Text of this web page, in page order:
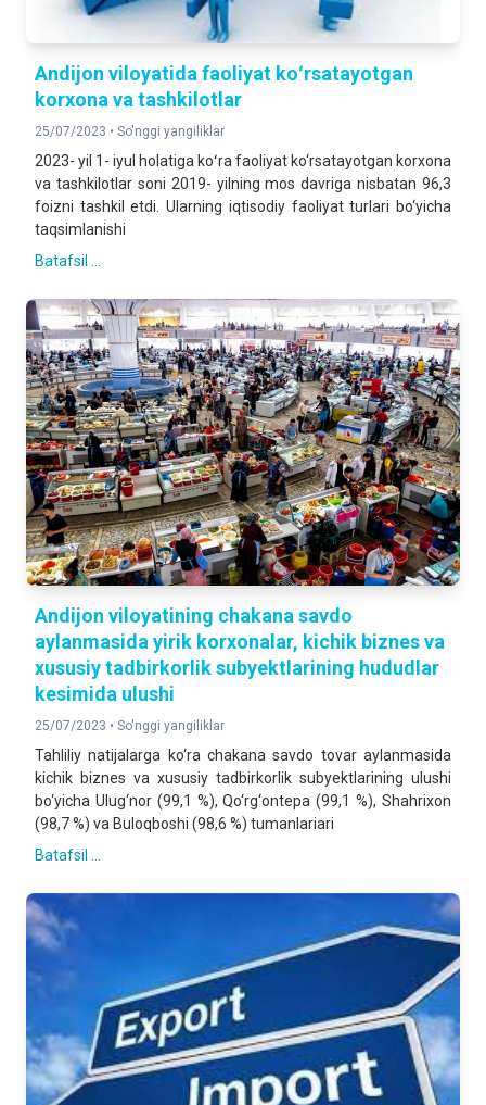
Andijon viloyatida faoliyat koʻrsatayotgan
korxona va tashkilotlar
25/07/2023 • So'nggi yangiliklar
2023- yil 1- iyul holatiga koʻra faoliyat ko‘rsatayotgan korxona
va tashkilotlar soni 2019- yilning mos davriga nisbatan 96,3
foizni tashkil etdi. Ularning iqtisodiy faoliyat turlari bo‘yicha
taqsimlanishi
Batafsil ...
Andijon viloyatining chakana savdo
aylanmasida yirik korxonalar, kichik biznes va
xususiy tadbirkorlik subyektlarining hududlar
kesimida ulushi
25/07/2023 • So'nggi yangiliklar
Tahliliy natijalarga ko‘ra chakana savdo tovar aylanmasida
kichik biznes va xususiy tadbirkorlik subyektlarining ulushi
bo‘yicha Ulug‘nor (99,1 %), Qo‘rg‘ontepa (99,1 %), Shahrixon
(98,7 %) va Buloqboshi (98,6 %) tumanlariari
Batafsil ...